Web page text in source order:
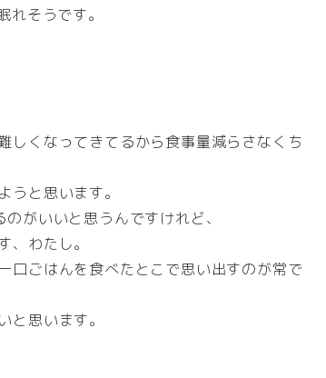
そうです。
しくなってきてるから食事量減らさなくち
と思います。
がいいと思うんですけれど、
わたし。
口ごはんを食べたとこで思い出すのが常で
思います。